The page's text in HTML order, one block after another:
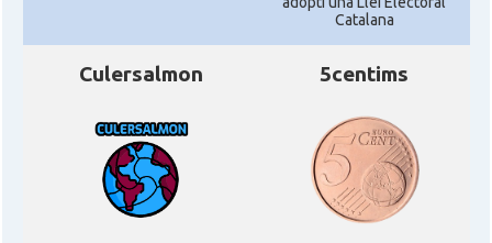
Catalana
Culersalmon 5centims